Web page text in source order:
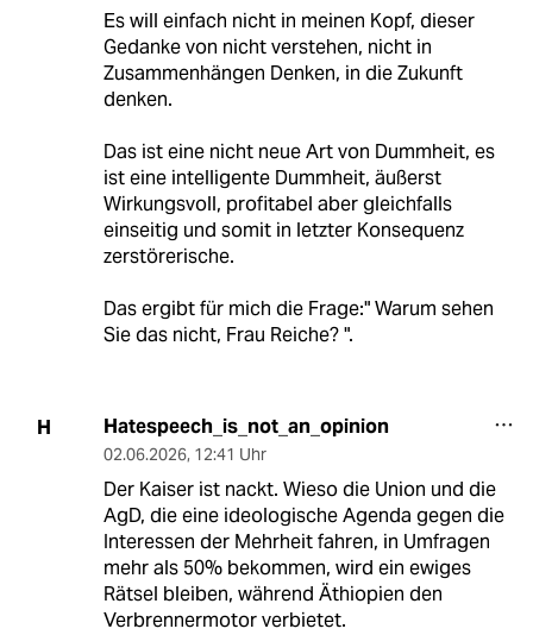
Es will einfach nicht in meinen Kopf, dieser
Gedanke von nicht verstehen, nicht in
Zusammenhängen Denken, in die Zukunft
denken.
Das ist eine nicht neue Art von Dummheit, es
ist eine intelligente Dummheit, äußerst
Wirkungsvoll, profitabel aber gleichfalls
einseitig und somit in letzter Konsequenz
zerstörerische.
Das ergibt für mich die Frage:" Warum sehen
Sie das nicht, Frau Reiche? ".
H Hatespeech_is_not_an_opinion
02.06.2026, 12:41 Uhr
Der Kaiser ist nackt. Wieso die Union und die
AgD, die eine ideologische Agenda gegen die
Interessen der Mehrheit fahren, in Umfragen
mehr als 50% bekommen, wird ein ewiges
Rätsel bleiben, während Äthiopien den
Verbrennermotor verbietet.